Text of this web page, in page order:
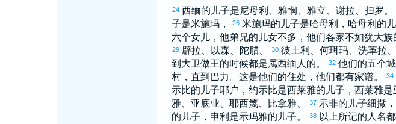
24 西缅的儿子是尼母利 雅悯 雅立 谢拉 扫罗 。
子是米施玛， 26 米施玛的儿子是哈母利 ， 哈母利 的
六个女儿，他弟兄的儿女不多，他们各家不如犹大族
29 辟拉 以森 陀腊、 30 彼土利 何珥玛、 洗革拉
到 大卫做王的时候都是属西缅 人的。 32 他们的五个
村，直到 巴力 。这是他们的住处，他们都有家谱。 34
示比的儿子耶户 ， 约示比是西莱雅的儿子， 西莱雅是
雅、 亚底业 耶西篾 比拿雅、 37 示非的儿子细撒，
的儿子， 申利 是示玛雅的儿子。 38 以上所记的人名